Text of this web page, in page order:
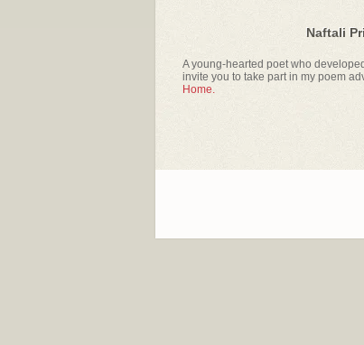
Naftali
A young-hearted poet who
invite you to take part in my poem
Home.